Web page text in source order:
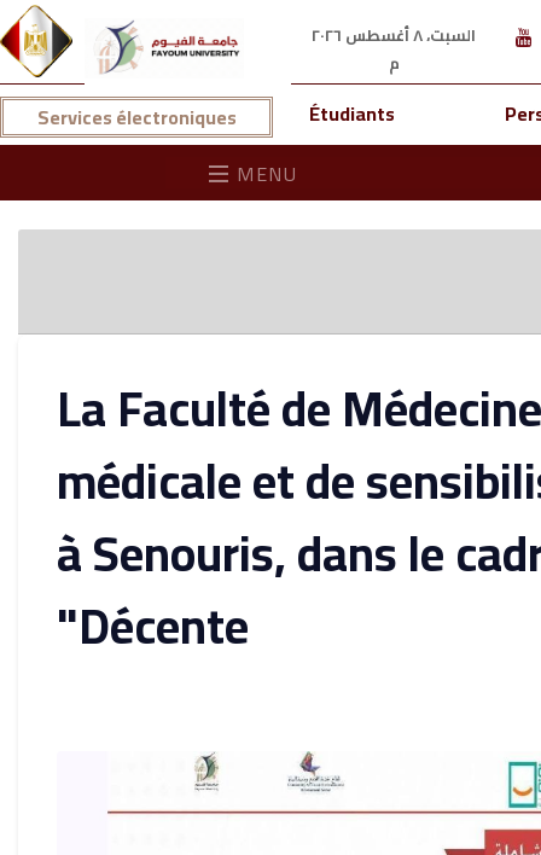
السبت، ٨ أغسطس ٢٠٢٦
م
Services électroniques Étudiants
MENU
La Faculté de
médicale et de
à Senouris, dans le
Décente"